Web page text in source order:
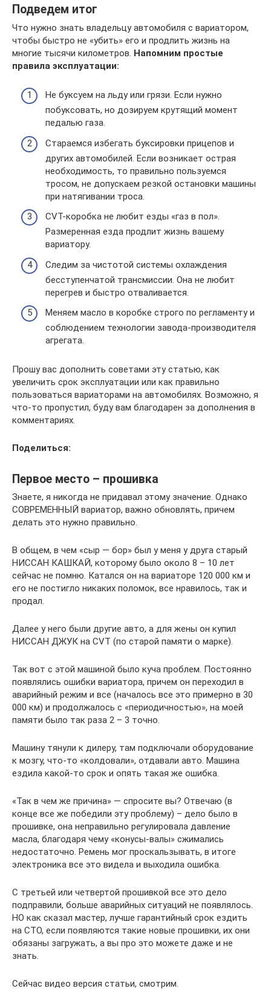
Подведем итог
Что нужно знать владельцу автомобиля с вариатором,
чтобы быстро не «убить» его и продлить жизнь на
многие тысячи километров. Напомним простые
правила эксплуатации:
Не буксуем на льду или грязи. Если нужно
побуксовать, но дозируем крутящий момент
педалью газа.
Стараемся избегать буксировки прицепов и
других автомобилей. Если возникает острая
необходимость, то правильно пользуемся
тросом, не допускаем резкой остановки машины
при натягивании троса.
CVT-коробка не любит езды «газ в пол».
Размеренная езда продлит жизнь вашему
вариатору.
Следим за чистотой системы охлаждения
бесступенчатой трансмиссии. Она не любит
перегрев и быстро отваливается.
Меняем масло в коробке строго по регламенту и
соблюдением технологии завода-производителя
агрегата.
Прошу вас дополнить советами эту статью, как
увеличить срок эксплуатации или как правильно
пользоваться вариаторами на автомобилях. Возможно, я
что-то пропустил, буду вам благодарен за дополнения в
комментариях.
Поделиться:
Первое место – прошивка
Знаете, я никогда не придавал этому значение. Однако
СОВРЕМЕННЫЙ вариатор, важно обновлять, причем
делать это нужно правильно.
В общем, в чем «сыр — бор» был у меня у друга старый
НИССАН КАШКАЙ, которому было около 8 – 10 лет
сейчас не помню. Катался он на вариаторе 120 000 км и
его не постигло никаких поломок, все нравилось, так и
продал.
Далее у него были другие авто, а для жены он купил
НИССАН ДЖУК на CVT (по старой памяти о марке).
Так вот с этой машиной было куча проблем. Постоянно
появлялись ошибки вариатора, причем он переходил в
аварийный режим и все (началось все это примерно в 30
000 км) и продолжалось с «периодичностью», на моей
памяти было так раза 2 – 3 точно.
Машину тянули к дилеру, там подключали оборудование
к мозгу, что-то «колдовали», отдавали авто. Машина
ездила какой-то срок и опять такая же ошибка.
«Так в чем же причина» — спросите вы? Отвечаю (в
конце все же победили эту проблему) – дело было в
прошивке, она неправильно регулировала давление
масла, благодаря чему «конусы-валы» сжимались
недостаточно. Ремень мог проскальзывать, в итоге
электроника все это видела и выходила ошибка.
С третьей или четвертой прошивкой все это дело
подправили, больше аварийных ситуаций не появлялось.
НО как сказал мастер, лучше гарантийный срок ездить
на СТО, если появляются такие новые прошивки, их они
обязаны загружать, а вы про это можете даже и не
знать.
Сейчас видео версия статьи, смотрим.